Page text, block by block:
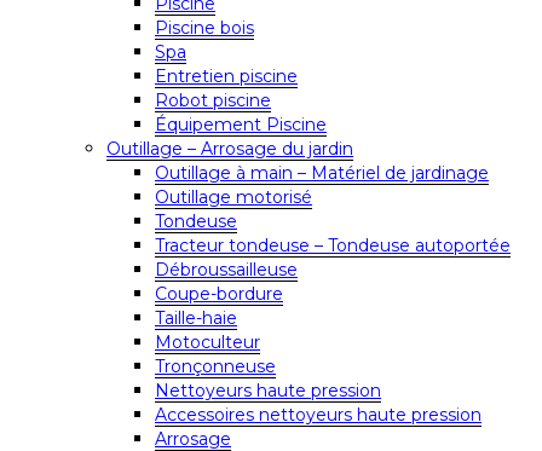
Piscine bois
Spa
Entretien piscine
Robot piscine
Équipement Piscine
Outillage – Arrosage du jardin
Outillage à main – Matériel de jardinage
Outillage motorisé
Tondeuse
Tracteur tondeuse – Tondeuse autoportée
Débroussailleuse
Coupe-bordure
Taille-haie
Motoculteur
Tronçonneuse
Nettoyeurs haute pression
Accessoires nettoyeurs haute pression
Arrosage